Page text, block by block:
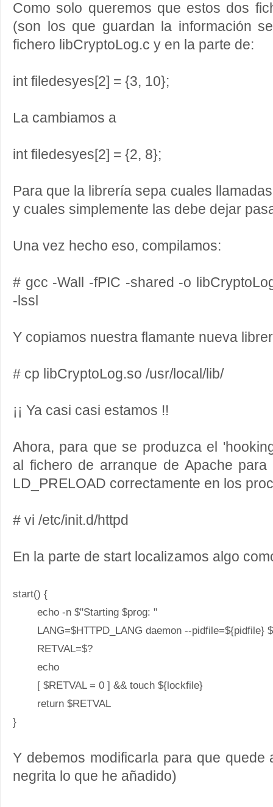
Como solo queremos que estos dos
(son los que guardan la información
fichero libCryptoLog.c y en la parte de:
int filedesyes[2] = {3, 10};
La cambiamos a
int filedesyes[2] = {2, 8};
Para que la librería sepa cuales
y cuales simplemente las debe dejar
Una vez hecho eso, compilamos:
# gcc -Wall -fPIC -shared -o
-lssl
Y copiamos nuestra flamante nueva
# cp libCryptoLog.so /usr/local/lib/
¡¡ Ya casi casi estamos !!
Ahora, para que se produzca el
al fichero de arranque de Apache
LD_PRELOAD correctamente en los
# vi /etc/init.d/httpd
En la parte de start localizamos algo
start() {
echo -n $"Starting $prog: "
LANG=$HTTPD_LANG daemon --pidfile=${pidfile}
RETVAL=$?
echo
[ $RETVAL = 0 ] && touch ${lockfile}
return $RETVAL
}
Y debemos modificarla para que quede
negrita lo que he añadido)